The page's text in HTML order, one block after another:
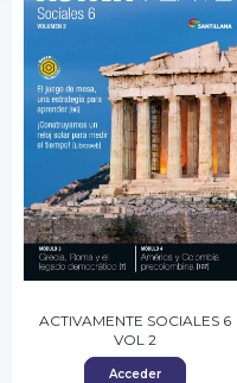
ACTIVAMENTE SOCIALES 6
VOL 2
Acceder